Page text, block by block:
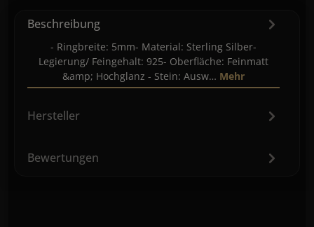
Beschreibung
- Ringbreite: 5mm- Material: Sterling Silber-
Legierung/ Feingehalt: 925- Oberfläche: Feinmatt
&amp; Hochglanz - Stein: Ausw… Mehr
Hersteller
Bewertungen